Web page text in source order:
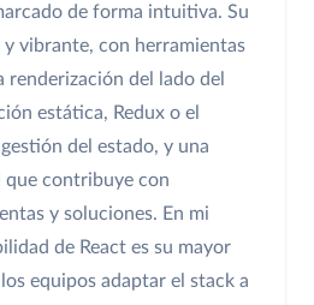
de forma intuitiva. Su
y vibrante, con herramientas
renderización del lado del
estática, Redux o el
del estado, y una
que contribuye con
y soluciones. En mi
de React es su mayor
equipos adaptar el stack a